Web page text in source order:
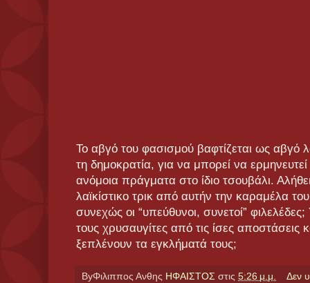
Το αβγό του φασισμού βαφτίζεται ως αβγό
τη δημοκρατία, για να μπορεί να
ανόμοια πράγματα στο ίδιο τσουβάλι.
λαϊκίστικο τρικ από αυτήν την καραμέλα
συνεχώς οι “υπεύθυνοι, συνετοί”
τους χρυσαυγίτες από τις ίσες αποστάσεις
ξεπλένουν τα εγκλήματά τους;
ByΦιλιππος Ανθης ΗΦΑΙΣΤΟΣ στις 5:26 μ.μ. Δεν